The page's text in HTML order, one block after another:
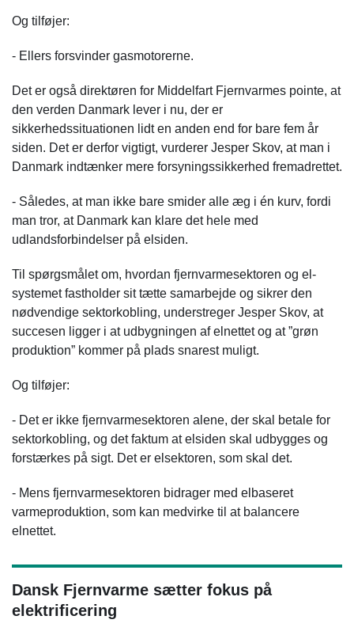
Og tilføjer:
- Ellers forsvinder gasmotorerne.
Det er også direktøren for Middelfart Fjernvarmes pointe, at
den verden Danmark lever i nu, der er
sikkerhedssituationen lidt en anden end for bare fem år
siden. Det er derfor vigtigt, vurderer Jesper Skov, at man i
Danmark indtænker mere forsyningssikkerhed fremadrettet.
- Således, at man ikke bare smider alle æg i én kurv, fordi
man tror, at Danmark kan klare det hele med
udlandsforbindelser på elsiden.
Til spørgsmålet om, hvordan fjernvarmesektoren og el-
systemet fastholder sit tætte samarbejde og sikrer den
nødvendige sektorkobling, understreger Jesper Skov, at
succesen ligger i at udbygningen af elnettet og at ”grøn
produktion” kommer på plads snarest muligt.
Og tilføjer:
- Det er ikke fjernvarmesektoren alene, der skal betale for
sektorkobling, og det faktum at elsiden skal udbygges og
forstærkes på sigt. Det er elsektoren, som skal det.
- Mens fjernvarmesektoren bidrager med elbaseret
varmeproduktion, som kan medvirke til at balancere
elnettet.
Dansk Fjernvarme sætter fokus på
elektrificering